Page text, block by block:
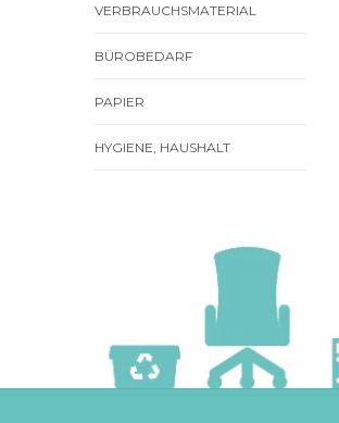
VERBRAUCHSMATERIAL
BÜROBEDARF
PAPIER
HYGIENE, HAUSHALT